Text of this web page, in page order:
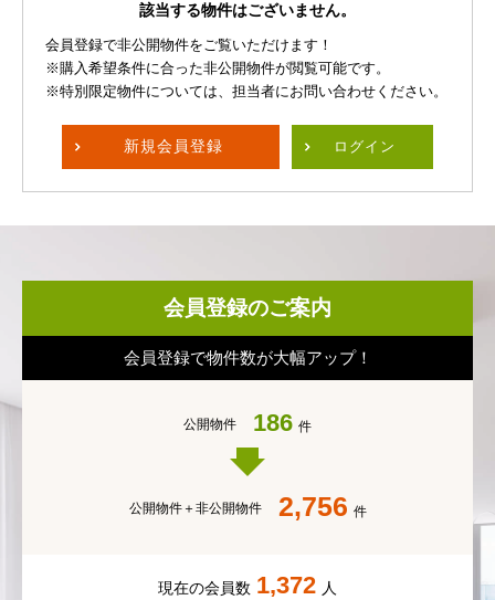
該当する物件はございません。
会員登録で非公開物件をご覧いただけます！
※購入希望条件に合った非公開物件が閲覧可能です。
※特別限定物件については、担当者にお問い合わせください。
新規会員登録 ログイン
会員登録のご案内
会員登録で物件数が大幅アップ！
公開物件 186 件
公開物件＋非公開物件 2,756 件
現在の会員数 1,372 人